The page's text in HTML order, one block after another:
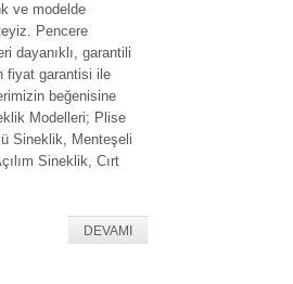
ve modelde
Pencere
dayanıklı, garantili
fiyat garantisi ile
beğenisine
Modelleri; Plise
Sineklik, Menteşeli
Sineklik, Cırt
DEVAMI